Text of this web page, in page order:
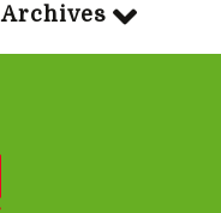
Archives